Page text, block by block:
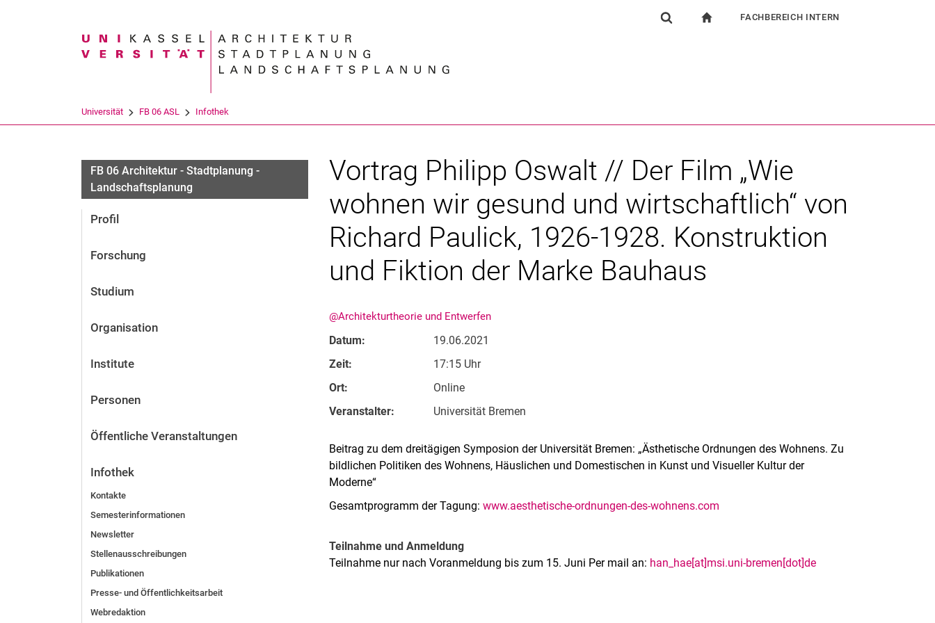
Suchbegriff
FACHBEREICH INTERN
Universität FB 06 ASL Infothek
FB 06 Architektur - Stadtplanung -
Landschaftsplanung
Profil
Forschung
Studium
Organisation
Institute
Personen
Öffentliche Veranstaltungen
Infothek
Kontakte
Semesterinformationen
Newsletter
Stellenausschreibungen
Publikationen
Presse- und Öffentlichkeitsarbeit
Webredaktion
Vortrag Philipp Oswalt // Der Film „Wie
wohnen wir gesund und wirtschaftlich“ von
Richard Paulick, 1926-1928. Konstruktion
und Fiktion der Marke Bauhaus
@Architekturtheorie und Entwerfen
Datum:
19.06.2021
Zeit:
17:15 Uhr
Ort:
Online
Veranstalter:
Universität Bremen
Beitrag zu dem dreitägigen Symposion der Universität Bremen: „Ästhetische Ordnungen des Wohnens. Zu
bildlichen Politiken des Wohnens, Häuslichen und Domestischen in Kunst und Visueller Kultur der
Moderne“
Gesamtprogramm der Tagung:www.aesthetische-ordnungen-des-wohnens.com
Teilnahme und Anmeldung
Teilnahme nur nach Voranmeldung bis zum 15. Juni Per mail an: han_hae[at]msi.uni-bremen[dot]de